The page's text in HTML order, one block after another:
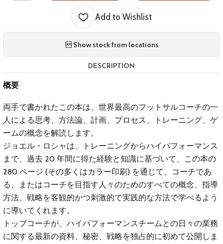
Add to Wishlist
Show stock from locations
DESCRIPTION
概要
両手で書かれたこの本は、世界最高のフットサルコーチの一
人による思考、方法論、計画、プロセス、トレーニング、ゲ
ームの概念を解読します。
ジョエル・ロシャは、トレーニングからハイパフォーマンス
まで、過去 20 年間に得た経験と知識に基づいて、この本の
280 ページ (その多くはカラー印刷) を通じて、コーチであ
る、またはコーチを目指す人々のためのすべての概念、指導
方法、戦略を客観的かつ刺激的で実践的な方法で学べるよう
に導いてくれます。
トップコーチが、ハイパフォーマンスチームとの日々の業務
に関する最新の資料、秘密、戦略を独占的に初めて公開しま